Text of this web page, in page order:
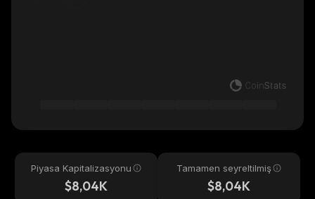
Piyasa Kapitalizasyonu
$8,04K
Tamamen seyreltilmiş
$8,04K